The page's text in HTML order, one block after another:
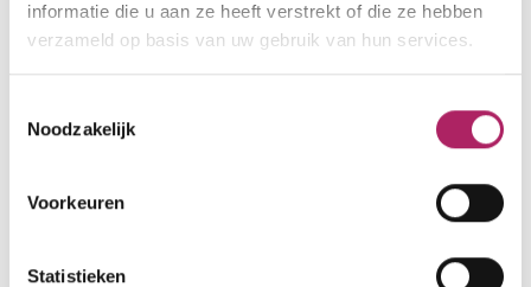
informatie die u aan ze heeft verstrekt of die ze hebben
verzameld op basis van uw gebruik van hun services.
Noodzakelijk
Voorkeuren
Statistieken